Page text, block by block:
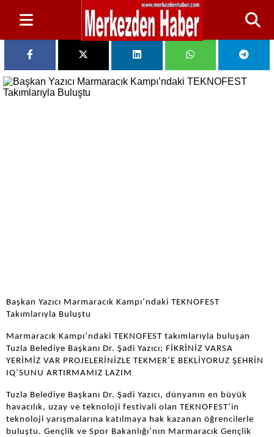
Başkan Yazıcı Marmaracık Kampı’ndaki TEKNOFEST
Takımlarıyla Buluştu
Marmaracık Kampı’ndaki TEKNOFEST takımlarıyla buluşan
Tuzla Belediye Başkanı Dr. Şadi Yazıcı; FİKRİNİZ VARSA
YERİMİZ VAR PROJELERİNİZLE TEKMER’E BEKLİYORUZ ŞEHRİN
IQ’SUNU ARTIRMAMIZ LAZIM
Tuzla Belediye Başkanı Dr. Şadi Yazıcı, dünyanın en büyük
havacılık, uzay ve teknoloji festivali olan TEKNOFEST’in
teknoloji yarışmalarına katılmaya hak kazanan öğrencilerle
buluştu. Gençlik ve Spor Bakanlığı’nın Marmaracık Gençlik